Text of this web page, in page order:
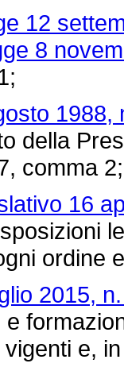
12
8
1988,
della
comma 2;
16
ordine
2015,
e,